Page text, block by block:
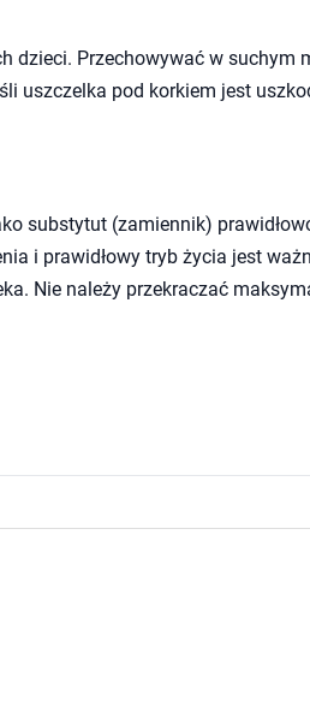
dzieci. Przechowywać w suchym
uszczelka pod korkiem jest
substytut (zamiennik)
i prawidłowy tryb życia jest
Nie należy przekraczać